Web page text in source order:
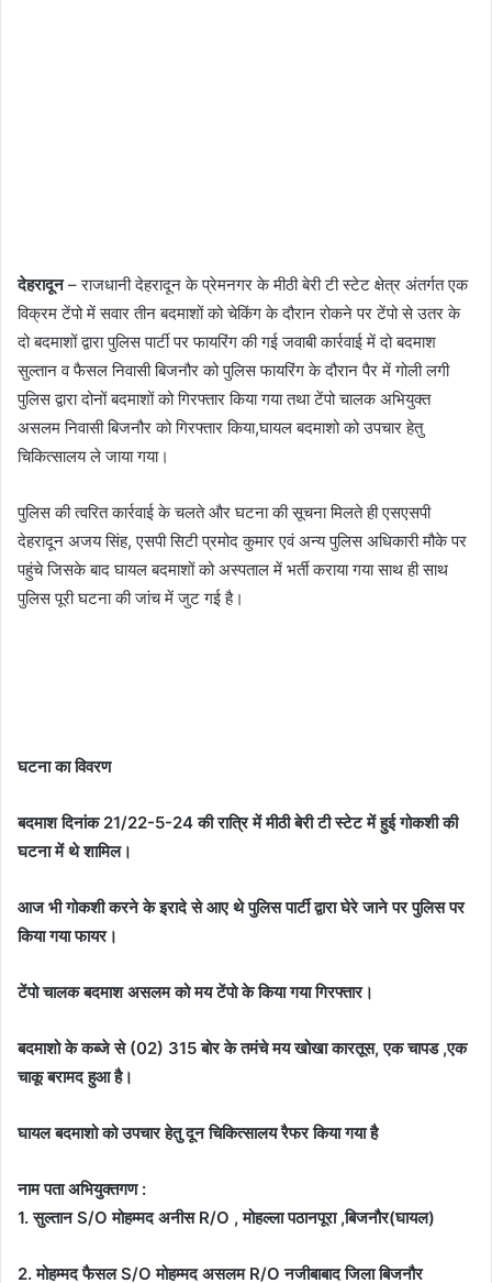
देहरादून– राजधानी देहरादून के प्रेमनगर के मीठी बेरी टी स्टेट क्षेत्र अंतर्गत एक
विक्रम टेंपो में सवार तीन बदमाशों को चेकिंग के दौरान रोकने पर टेंपो से उतर के
दो बदमाशों द्वारा पुलिस पार्टी पर फायरिंग की गई जवाबी कार्रवाई में दो बदमाश
सुल्तान व फैसल निवासी बिजनौर को पुलिस फायरिंग के दौरान पैर में गोली लगी
पुलिस द्वारा दोनों बदमाशों को गिरफ्तार किया गया तथा टेंपो चालक अभियुक्त
असलम निवासी बिजनौर को गिरफ्तार किया,घायल बदमाशो को उपचार हेतु
चिकित्सालय ले जाया गया।
पुलिस की त्वरित कार्रवाई के चलते और घटना की सूचना मिलते ही एसएसपी
देहरादून अजय सिंह, एसपी सिटी प्रमोद कुमार एवं अन्य पुलिस अधिकारी मौके पर
पहुंचे जिसके बाद घायल बदमाशों को अस्पताल में भर्ती कराया गया साथ ही साथ
पुलिस पूरी घटना की जांच में जुट गई है।
घटना का विवरण
बदमाश दिनांक 21/22-5-24 की रात्रि में मीठी बेरी टी स्टेट में हुई गोकशी की
घटना में थे शामिल।
आज भी गोकशी करने के इरादे से आए थे पुलिस पार्टी द्वारा घेरे जाने पर पुलिस पर
किया गया फायर।
टेंपो चालक बदमाश असलम को मय टेंपो के किया गया गिरफ्तार।
बदमाशो के कब्जे से (02) 315 बोर के तमंचे मय खोखा कारतूस, एक चापड ,एक
चाकू बरामद हुआ है।
घायल बदमाशो को उपचार हेतु दून चिकित्सालय रैफर किया गया है
नाम पता अभियुक्तगण :
1. सुल्तान S/O मोहम्मद अनीस R/O , मोहल्ला पठानपूरा ,बिजनौर(घायल)
2. मोहम्मद फैसल S/O मोहम्मद असलम R/O नजीबाबाद जिला बिजनौर